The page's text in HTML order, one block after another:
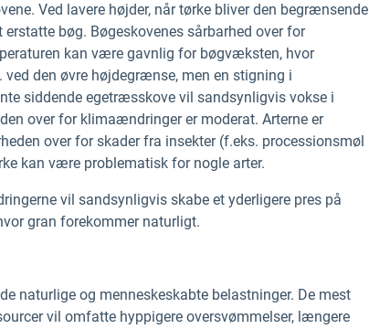
Ved lavere højder, når tørke bliver den begrænsende
bøg. Bøgeskovenes sårbarhed over for
kan være gavnlig for bøgvæksten, hvor
den øvre højdegrænse, men en stigning i
siddende egetræsskove vil sandsynligvis vokse i
over for klimaændringer er moderat. Arterne er
over for skader fra insekter (f.eks. processionsmøl
kan være problematisk for nogle arter.
vil sandsynligvis skabe et yderligere pres på
gran forekommer naturligt.
naturlige og menneskeskabte belastninger. De mest
vil omfatte hyppigere oversvømmelser, længere